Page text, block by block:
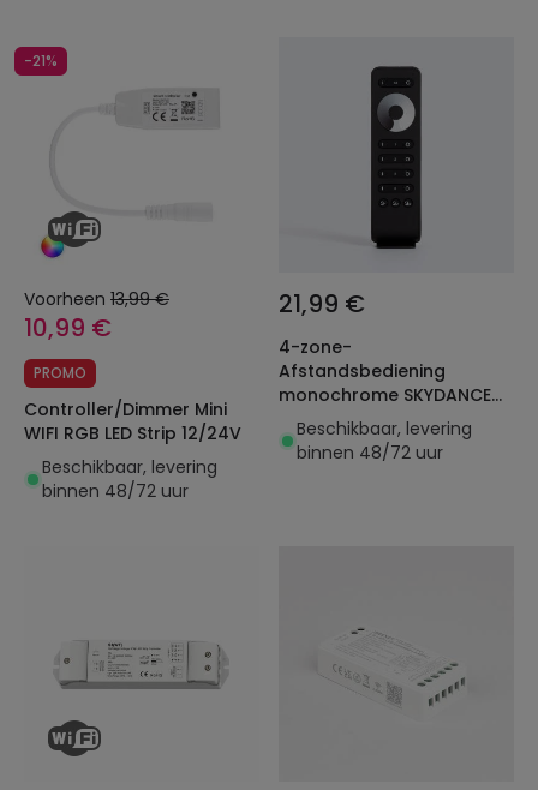
-21%
Voorheen 13,99 €
10,99 €
PROMO
Controller/Dimmer Mini
WIFI RGB LED Strip 12/24V
Beschikbaar, levering
binnen 48/72 uur
21,99 €
4-zone-
Afstandsbediening
monochrome SKYDANCE
RS1 voor RF-controller en
Dimmer
Beschikbaar, levering
binnen 48/72 uur